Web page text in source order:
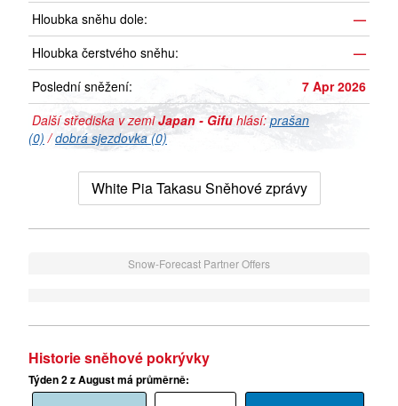
Hloubka sněhu dole:
—
Hloubka čerstvého sněhu:
—
Poslední sněžení:
7 Apr 2026
Další střediska v zemiJapan - Gifu hlásí: prašan
(0) /dobrá sjezdovka (0)
White Pia Takasu Sněhové zprávy
Snow-Forecast Partner Offers
Historie sněhové pokrývky
Týden 2 z August má průměrně: